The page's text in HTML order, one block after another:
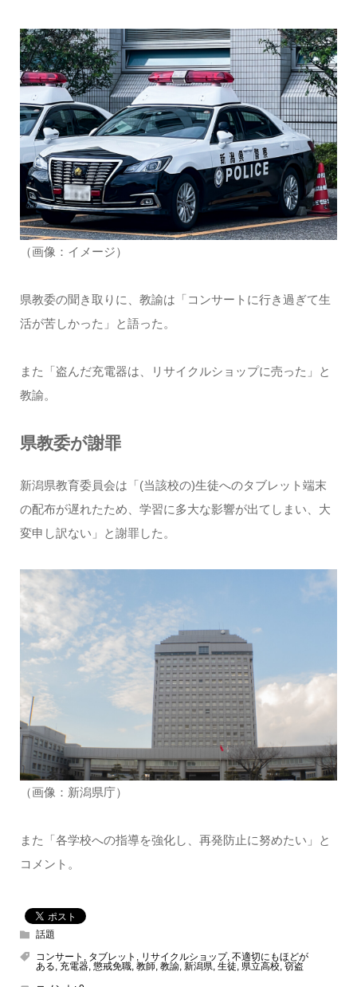
（画像：イメージ）
県教委の聞き取りに、教諭は「コンサートに行き過ぎて生
活が苦しかった」と語った。
また「盗んだ充電器は、リサイクルショップに売った」と
教諭。
県教委が謝罪
新潟県教育委員会は「(当該校の)生徒へのタブレット端末
の配布が遅れたため、学習に多大な影響が出てしまい、大
変申し訳ない」と謝罪した。
（画像：新潟県庁）
また「各学校への指導を強化し、再発防止に努めたい」と
コメント。
話題
コンサート , タブレット , リサイクルショップ, 不適切にもほどが
ある, 充電器, 懲戒免職, 教師, 教諭, 新潟県, 生徒, 県立高校, 窃盗